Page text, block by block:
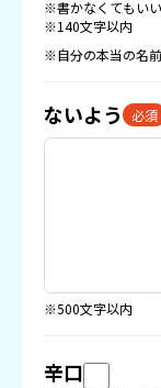
※書かなくてもい
※140文字以内
※自分の本当の名
ないよう 必須
※500文字以内
辛口